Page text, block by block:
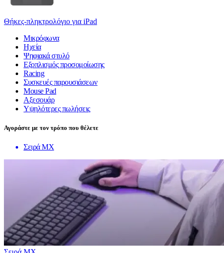
Θήκες-πληκτρολόγιο για iPad
Μικρόφωνα
Ηχεία
Ψηφιακά στυλό
Εξοπλισμός προσομοίωσης
Racing
Συσκευές παρουσιάσεων
Mouse Pad
Αξεσουάρ
Υψηλότερες πωλήσεις
Αγοράστε με τον τρόπο που θέλετε
Σειρά MX